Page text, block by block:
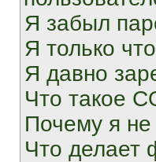
Я забыл
Я только
Я давно
Что такое
Почему я не
Что делает